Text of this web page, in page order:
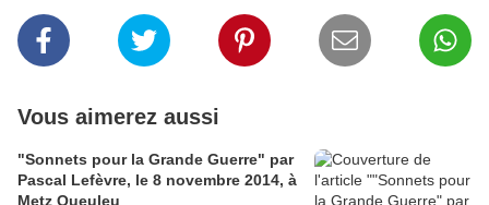
Vous aimerez aussi
"Sonnets pour la Grande Guerre" par
Pascal Lefèvre, le 8 novembre 2014, à
Metz Queuleu